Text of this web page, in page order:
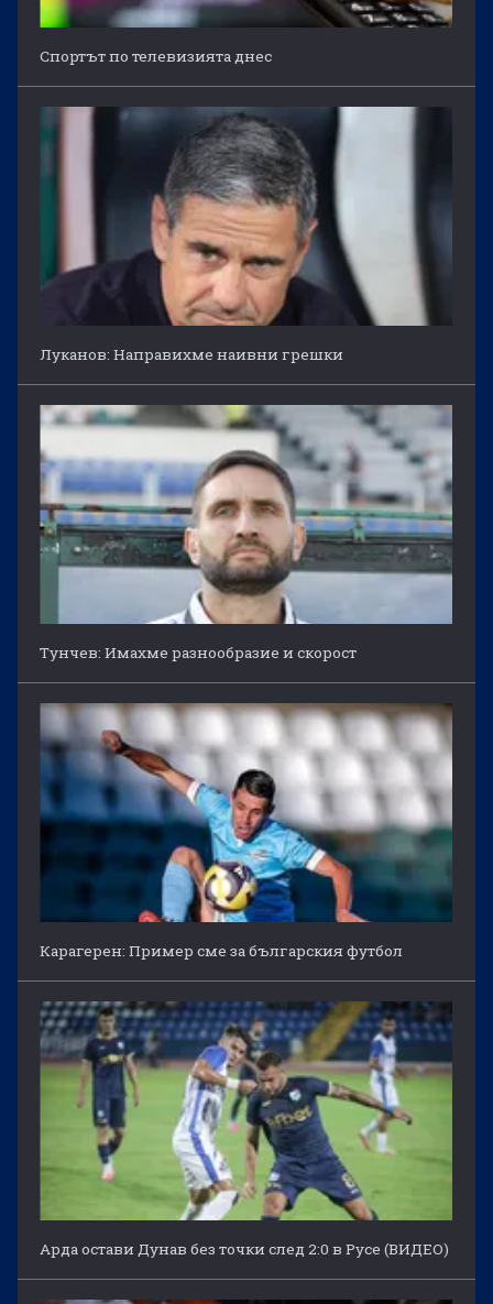
Спортът по телевизията днес
Луканов: Направихме наивни грешки
Тунчев: Имахме разнообразие и скорост
Карагерен: Пример сме за българския футбол
Арда остави Дунав без точки след 2:0 в Русе (ВИДЕО)